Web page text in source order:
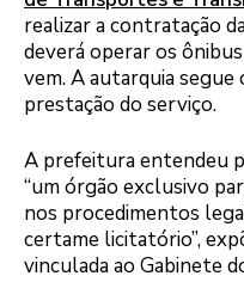
realizar a contratação
deverá operar os
vem. A autarquia
prestação do serviço.
A prefeitura entendeu
“um órgão exclusivo
nos procedimentos
certame licitatório”,
vinculada ao Gabinete